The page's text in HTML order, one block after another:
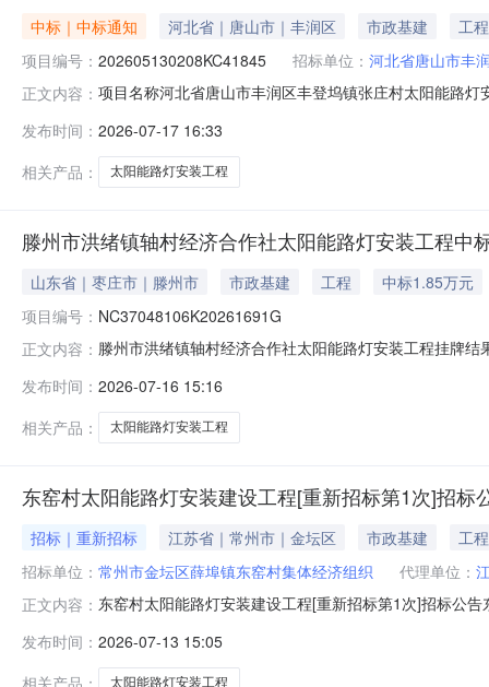
中标｜中标通知 河北省｜唐山市｜丰润区 市政基建
工程
项目编号： 202605130208KC41845 招标单位： 河北省唐山市丰
正文内容： 项目名称河北省唐山市丰润区丰登坞镇张庄村太阳能路
发布时间： 2026-07-17 16:33
相关产品：
太阳能路灯安装工程
滕州市洪绪镇轴村经济合作社太阳能路灯安装工程中
山东省｜枣庄市｜滕州市 市政基建 工程
中标1.85万元
项目编号： NC37048106K20261691G
正文内容： 滕州市洪绪镇轴村经济合作社太阳能路灯安装工程挂牌
有限公司2026年07月16日至2026年07月19日转让方（
发布时间： 2026-07-16 15:16
相关产品：
太阳能路灯安装工程
东窑村太阳能路灯安装建设工程[重新招标第1次]招标
招标｜重新招标 江苏省｜常州市｜金坛区 市政基建
工程
招标单位： 常州市金坛区薛埠镇东窑村集体经济组织 代理单位：
正文内容： 东窑村太阳能路灯安装建设工程[重新招标第1次]招标公
金：0%,集体资金：100%,私有资金：0%。项目已具备
太阳能路灯安装建设工程2.1.1
发布时间： 2026-07-13 15:05
相关产品：
太阳能路灯安装工程